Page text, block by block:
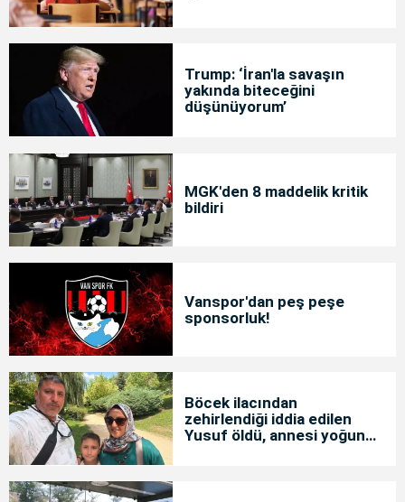
Trump: ‘İran'la savaşın
yakında biteceğini
düşünüyorum’
MGK'den 8 maddelik kritik
bildiri
Vanspor'dan peş peşe
sponsorluk!
Böcek ilacından
zehirlendiği iddia edilen
Yusuf öldü, annesi yoğun